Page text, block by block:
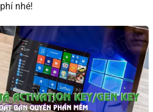
nhé!